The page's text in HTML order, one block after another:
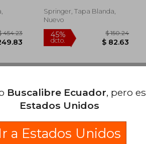
$ 216.44 dcto.
Springer, Tapa Blanda,
Nuevo
Buscalibre Ecuador, pero
Estados Unidos
Ir a Estados Unidos